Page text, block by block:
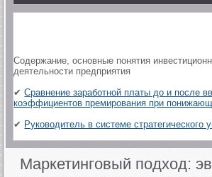
Содержание, основные понятия
деятельности предприятия
✔Сравнение заработной платы до и после
коэффициентов премирования при
✔ Руководитель в системе стратегического
Маркетинговый подход: